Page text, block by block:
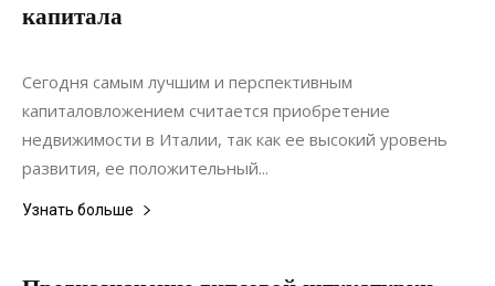
капитала
17.08.2017
Сегодня самым лучшим и перспективным
капиталовложением считается приобретение
недвижимости в Италии, так как ее высокий уровень
развития, ее положительный...
Узнать больше